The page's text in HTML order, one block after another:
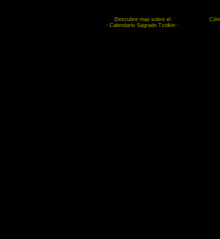
Descubre mas sobre el
- Calendario Sagrado Tzolkin -